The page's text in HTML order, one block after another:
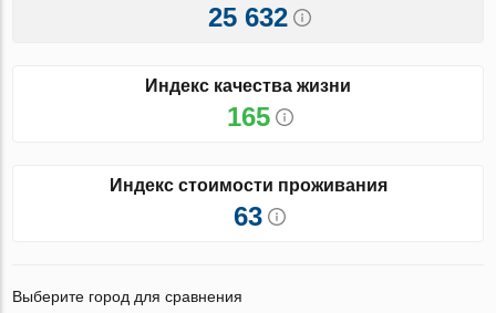
25 632
Индекс качества жизни
165
Индекс стоимости проживания
63
Выберите город для сравнения